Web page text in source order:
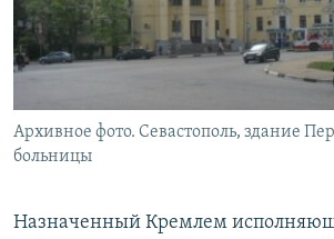
ПОБЕДИТЕЛЕЙ НЕ СУДЯТ?
КРЫМ.НЕПОКОРЕННЫЙ
УКРАИНСКАЯ ПРОБЛЕМА КРЫМА
ПРИСОЕДИНЯЙТЕСЬ!
Все сайты RFE/RL
Архивное фото. Севастополь, здание
больницы
Назначенный Кремлем